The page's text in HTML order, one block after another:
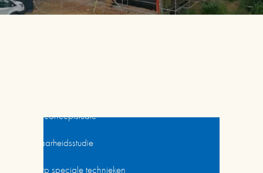
Energieconceptstudie
Haalbaarheidsstudie
Ontwerp speciale technieken